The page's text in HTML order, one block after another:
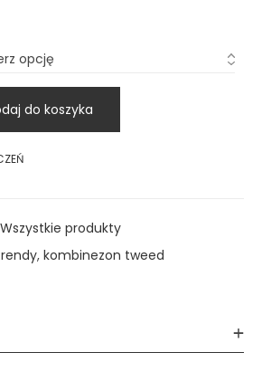
do koszyka
Wszystkie produkty
, kombinezon tweed